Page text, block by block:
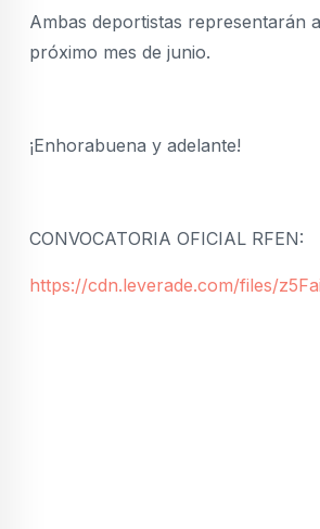
Ambas deportistas representarán
próximo mes de junio.
¡Enhorabuena y adelante!
CONVOCATORIA OFICIAL RFEN:
https://cdn.leverade.com/files/